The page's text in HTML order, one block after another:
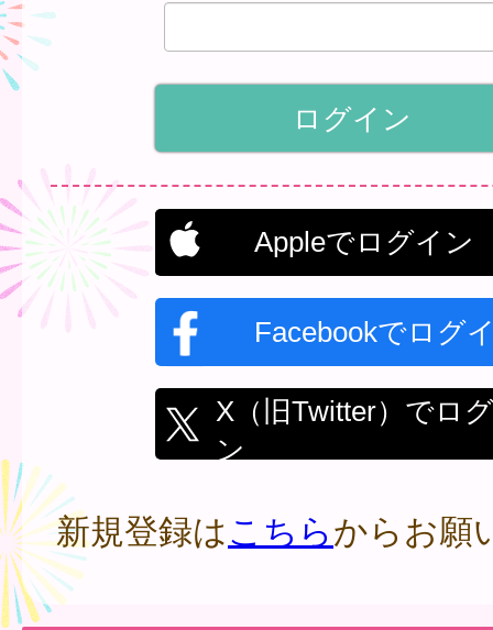
Appleでログイン
Facebookでログ
X（旧Twitter）でロ
ン
新規登録はこちらからお願